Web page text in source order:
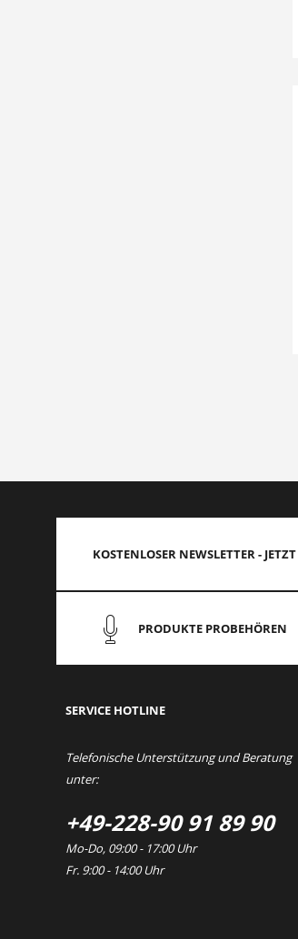
KOSTENLOSER NEWSLETTER -
PRODUKTE PROBEHÖREN
SERVICE HOTLINE
Telefonische Unterstützung und Beratung
unter:
+49-228-90 91 89 90
Mo-Do, 09:00 - 17:00 Uhr
Fr. 9:00 - 14:00 Uhr